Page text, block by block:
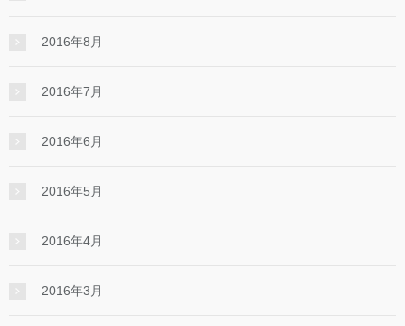
2016年8月
2016年7月
2016年6月
2016年5月
2016年4月
2016年3月